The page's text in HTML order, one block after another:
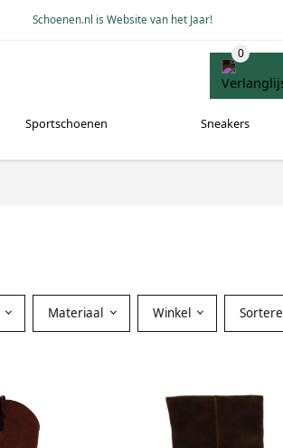
Schoenen.nl is Website van het Jaar!
Sportschoenen Sneakers
Materiaal Winkel